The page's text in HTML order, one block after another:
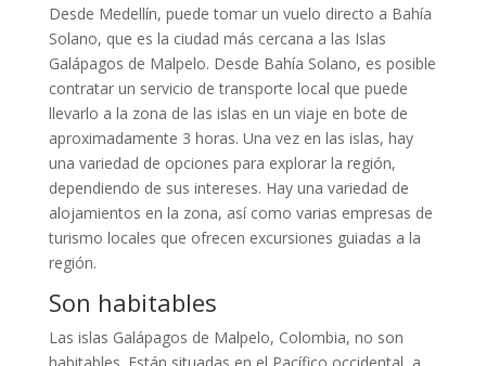
Desde Medellín, puede tomar un vuelo directo a Bahía
Solano, que es la ciudad más cercana a las Islas
Galápagos de Malpelo. Desde Bahía Solano, es posible
contratar un servicio de transporte local que puede
llevarlo a la zona de las islas en un viaje en bote de
aproximadamente 3 horas. Una vez en las islas, hay
una variedad de opciones para explorar la región,
dependiendo de sus intereses. Hay una variedad de
alojamientos en la zona, así como varias empresas de
turismo locales que ofrecen excursiones guiadas a la
región.
Son habitables
Las islas Galápagos de Malpelo, Colombia, no son